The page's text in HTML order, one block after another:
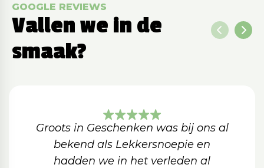
GOOGLE REVIEWS
Vallen we in de
smaak?
Groots in Geschenken was bij ons al
bekend als Lekkersnoepie en
hadden we in het verleden al